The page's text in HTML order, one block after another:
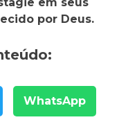
por Deus.
WhatsApp